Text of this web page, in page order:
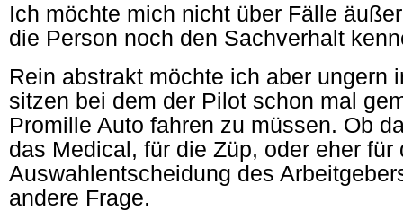
Ich möchte mich nicht über Fälle
die Person noch den Sachverhalt
Rein abstrakt möchte ich aber ungern
sitzen bei dem der Pilot schon mal
Promille Auto fahren zu müssen. Ob
das Medical, für die Züp, oder eher für
Auswahlentscheidung des
andere Frage.